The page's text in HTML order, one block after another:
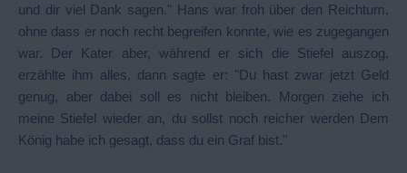
und dir viel Dank sagen." Hans war froh über den Reichtum,
ohne dass er noch recht begreifen konnte, wie es zugegangen
war. Der Kater aber, während er sich die Stiefel auszog,
erzählte ihm alles, dann sagte er: "Du hast zwar jetzt Geld
genug, aber dabei soll es nicht bleiben. Morgen ziehe ich
meine Stiefel wieder an, du sollst noch reicher werden Dem
König habe ich gesagt, dass du ein Graf bist."